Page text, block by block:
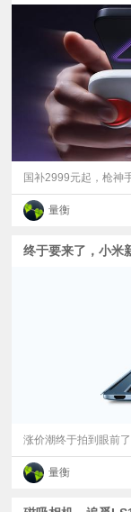
国补2999元起，枪神
量衡
涨价潮终于拍到眼前了
量衡